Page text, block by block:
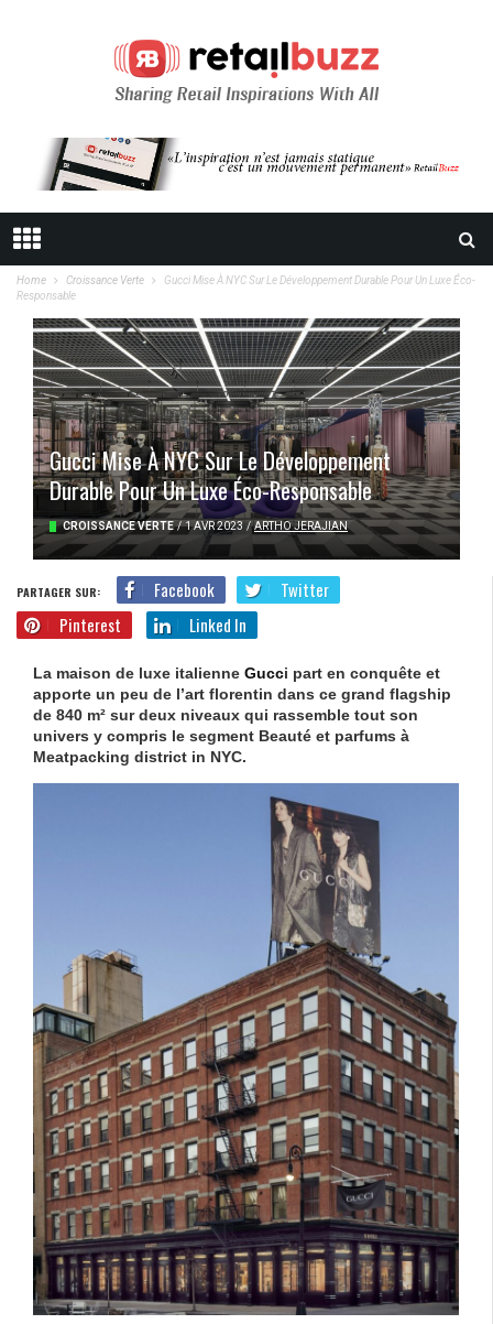
Home Croissance Verte
Gucci Mise À NYC Sur Le Développement Durable Pour Un Luxe Éco-
Responsable
Gucci Mise À NYC Sur Le Développement
Durable Pour Un Luxe Éco-Responsable
CROISSANCE VERTE / 1 AVR 2023 / ARTHO JERAJIAN
PARTAGER SUR: Facebook
Twitter
Pinterest
Linked In
La maison de luxe italienne Gucci part en conquête et
apporte un peu de l’art florentin dans ce grand flagship
de 840 m² sur deux niveaux qui rassemble tout son
univers y compris le segment Beauté et parfums à
Meatpacking district in NYC.